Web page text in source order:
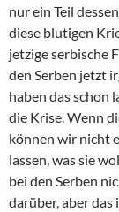
nur ein Teil
diese blutigen
jetzige serbische
den Serben jetzt
haben das schon
die Krise. Wenn
können wir nicht
lassen, was sie
bei den Serben
darüber, aber das